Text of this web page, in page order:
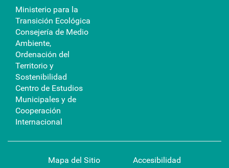
Ministerio para la
Transición Ecológica
Consejería de Medio
Ambiente,
Ordenación del
Territorio y
Sostenibilidad
Centro de Estudios
Municipales y de
Cooperación
Internacional
Mapa del Sitio Accesibilidad